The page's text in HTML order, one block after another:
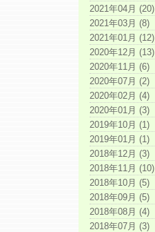
2021年04月 (20)
2021年03月 (8)
2021年01月 (12)
2020年12月 (13)
2020年11月 (6)
2020年07月 (2)
2020年02月 (4)
2020年01月 (3)
2019年10月 (1)
2019年01月 (1)
2018年12月 (3)
2018年11月 (10)
2018年10月 (5)
2018年09月 (5)
2018年08月 (4)
2018年07月 (3)